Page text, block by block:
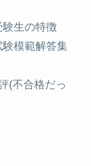
生の特徴
模範解答集
(不合格だっ